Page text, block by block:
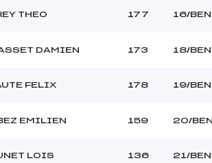
THEO 177 16/BEN
DAMIEN 173 18/BEN
FELIX 178 19/BEN
EMILIEN 159 20/BEN
LOIS 136 21/BEN